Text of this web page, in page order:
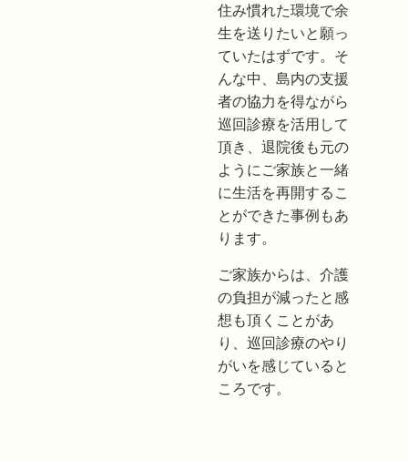
住み慣れた環境で余
生を送りたいと願っ
ていたはずです。そ
んな中、島内の支援
者の協力を得ながら
巡回診療を活用して
頂き、退院後も元の
ようにご家族と一緒
に生活を再開するこ
とができた事例もあ
ります。
ご家族からは、介護
の負担が減ったと感
想も頂くことがあ
り、巡回診療のやり
がいを感じていると
ころです。